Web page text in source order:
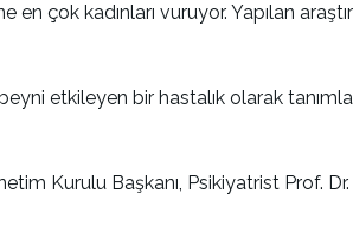
çok kadınları vuruyor. Yapılan
etkileyen bir hastalık olarak
Kurulu Başkanı, Psikiyatrist Prof.